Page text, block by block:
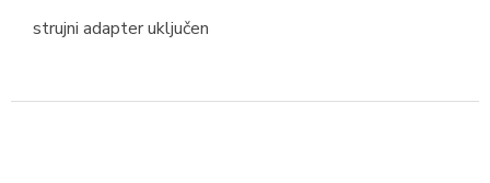
strujni adapter uključen